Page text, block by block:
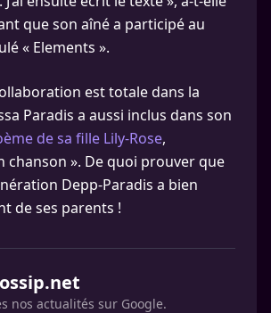
que son aîné a participé au
« Elements ».
est totale dans la
Paradis a aussi inclus dans son
de sa fille Lily-Rose,
chanson ». De quoi prouver que
Depp-Paradis a bien
de ses parents !
nos actualités sur Google.